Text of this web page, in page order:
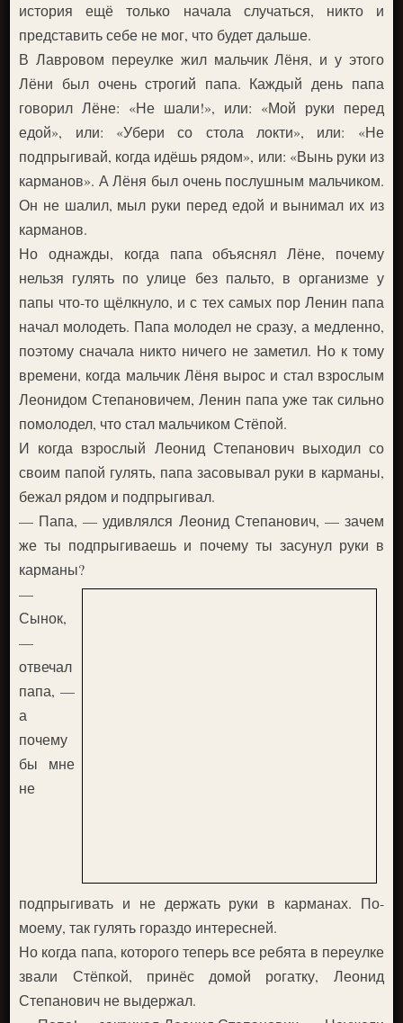
история ещё только начала случаться, никто и
представить себе не мог, что будет дальше.
В Лавровом переулке жил мальчик Лёня, и у этого
Лёни был очень строгий папа. Каждый день папа
говорил Лёне: «Не шали!», или: «Мой руки перед
едой», или: «Убери со стола локти», или: «Не
подпрыгивай, когда идёшь рядом», или: «Вынь руки из
карманов». А Лёня был очень послушным мальчиком.
Он не шалил, мыл руки перед едой и вынимал их из
карманов.
Но однажды, когда папа объяснял Лёне, почему
нельзя гулять по улице без пальто, в организме у
папы что-то щёлкнуло, и с тех самых пор Ленин папа
начал молодеть. Папа молодел не сразу, а медленно,
поэтому сначала никто ничего не заметил. Но к тому
времени, когда мальчик Лёня вырос и стал взрослым
Леонидом Степановичем, Ленин папа уже так сильно
помолодел, что стал мальчиком Стёпой.
И когда взрослый Леонид Степанович выходил со
своим папой гулять, папа засовывал руки в карманы,
бежал рядом и подпрыгивал.
— Папа, — удивлялся Леонид Степанович, — зачем
же ты подпрыгиваешь и почему ты засунул руки в
карманы?
—
Сынок,
—
отвечал
папа, —
а
почему
бы мне
не
подпрыгивать и не держать руки в карманах. По-
моему, так гулять гораздо интересней.
Но когда папа, которого теперь все ребята в переулке
звали Стёпкой, принёс домой рогатку, Леонид
Степанович не выдержал.